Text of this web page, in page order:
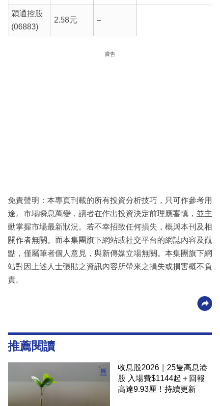
穎通控股
(06883)
2.58元 –
廣告
免責聲明：本專頁刊載的所有投資分析技巧，只可作參考用
途。市場瞬息萬變，讀者在作出投資決定前理應審慎，並主
動掌握市場最新狀況。若不幸招致任何損失，概與本刊及相
關作者無關。而本集團旗下網站或社交平台的網誌內容及觀
點，僅屬筆者個人意見，與新傳媒立場無關。本集團旗下網
站對因上述人士張貼之資訊內容所帶來之損失或損害概不負
責。
推薦閱讀
收息股2026｜25隻高息港
股 入場費$1144起＋回報
高達9.93厘！持續更新